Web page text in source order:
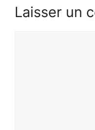
Laisser un